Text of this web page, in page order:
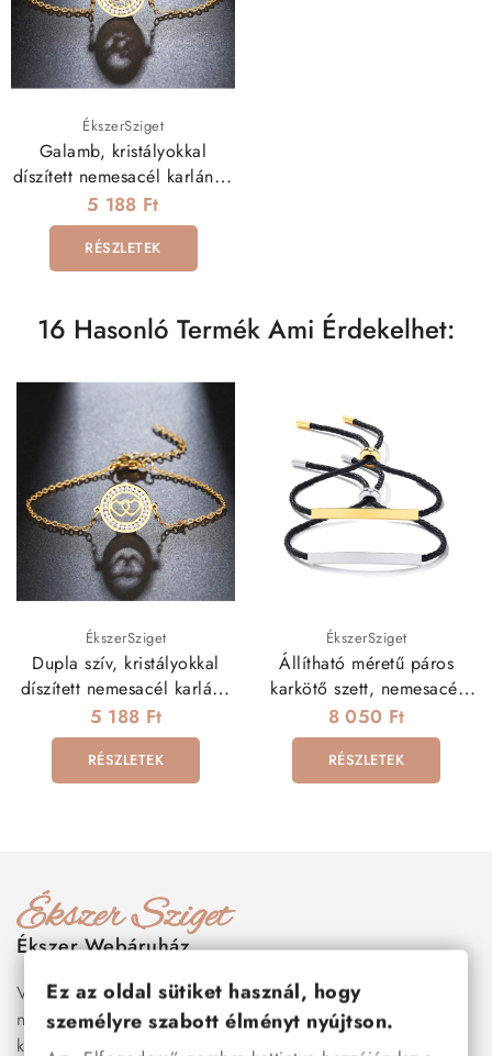
ÉkszerSziget
Galamb, kristályokkal
díszített nemesacél karlánc -
arany bevonattal
5 188 Ft
RÉSZLETEK
16 Hasonló Termék Ami Érdekelhet:
ÉkszerSziget
Dupla szív, kristályokkal
díszített nemesacél karlánc
- arany bevonattal
5 188 Ft
RÉSZLETEK
ÉkszerSziget
Állítható méretű páros
karkötő szett, nemesacél
díszekkel
8 050 Ft
RÉSZLETEK
Ékszer Webáruház
Válogass több száz prémium minőségű, stílusos és tartós
nemesacél ékszer és orvosi fém ékszer közül, amelyek
között megtalálhatók a legnépszerűbb darabok is:
Ez az oldal sütiket használ, hogy
személyre szabott élményt nyújtson.